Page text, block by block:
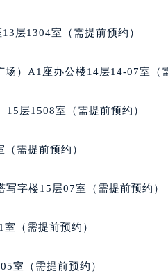
际中心E座6楼10室（需提前预约
字楼A座10层1002室（需提前预
70号华润万象城写字楼（鄂尔
金融中心写字楼20层01室（需提
务中心（需提前预约）
务中心（需提前预约）
服务中心（需提前预约）
层1304室（需提前预约）
）A1座办公楼14层14-07室（
层1508室（需提前预约）
需提前预约）
字楼15层07室（需提前预约）
（需提前预约）
室（需提前预约）